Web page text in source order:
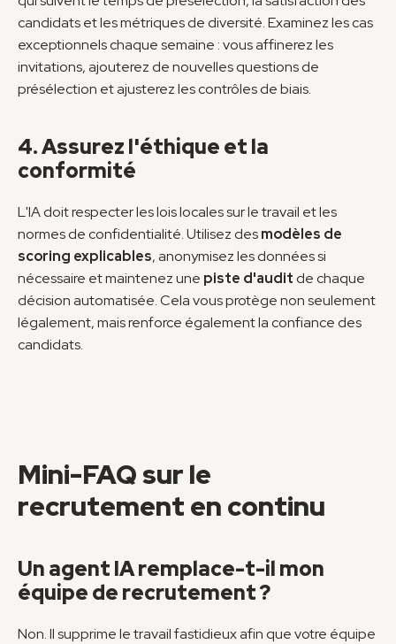
candidats et les métriques de diversité. Examinez les cas
exceptionnels chaque semaine : vous affinerez les
invitations, ajouterez de nouvelles questions de
présélection et ajusterez les contrôles de biais.
4. Assurez l'éthique et la
conformité
L'IA doit respecter les lois locales sur le travail et les
normes de confidentialité. Utilisez des modèles de
scoring explicables, anonymisez les données si
nécessaire et maintenez une piste d'audit de chaque
décision automatisée. Cela vous protège non seulement
légalement, mais renforce également la confiance des
candidats.
Mini-FAQ sur le
recrutement en continu
Un agent IA remplace-t-il mon
équipe de recrutement ?
Non. Il supprime le travail fastidieux afin que votre équipe